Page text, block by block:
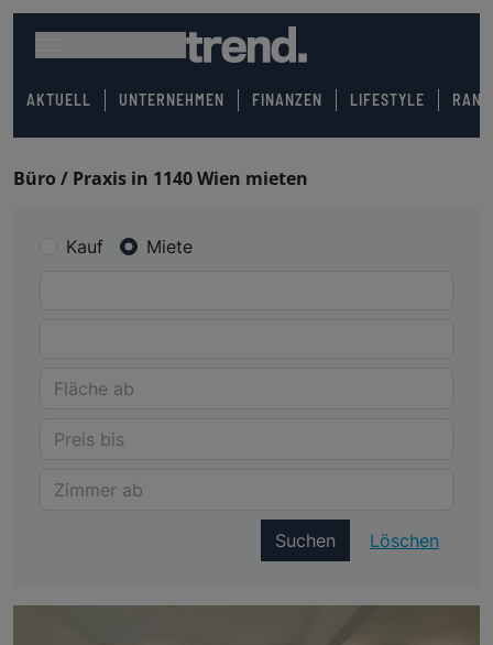
AKTUELL UNTERNEHMEN FINANZEN LIFESTYLE
Büro / Praxis in 1140 Wien mieten
Kauf Miete
Suchen Löschen